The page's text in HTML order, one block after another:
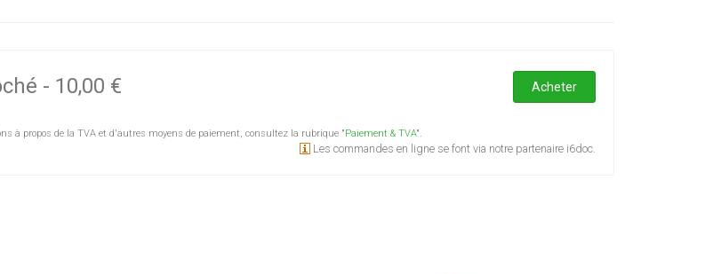
- 10,00 € Acheter
à propos de la TVA et d'autres moyens de paiement, consultez la rubrique "Paiement & TVA".
Les commandes en ligne se font via notre partenaire i6doc.